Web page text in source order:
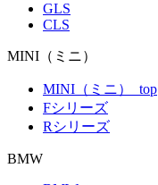
GLS
CLS
MINI（ミニ）
MINI（ミニ）_top
Fシリーズ
Rシリーズ
BMW